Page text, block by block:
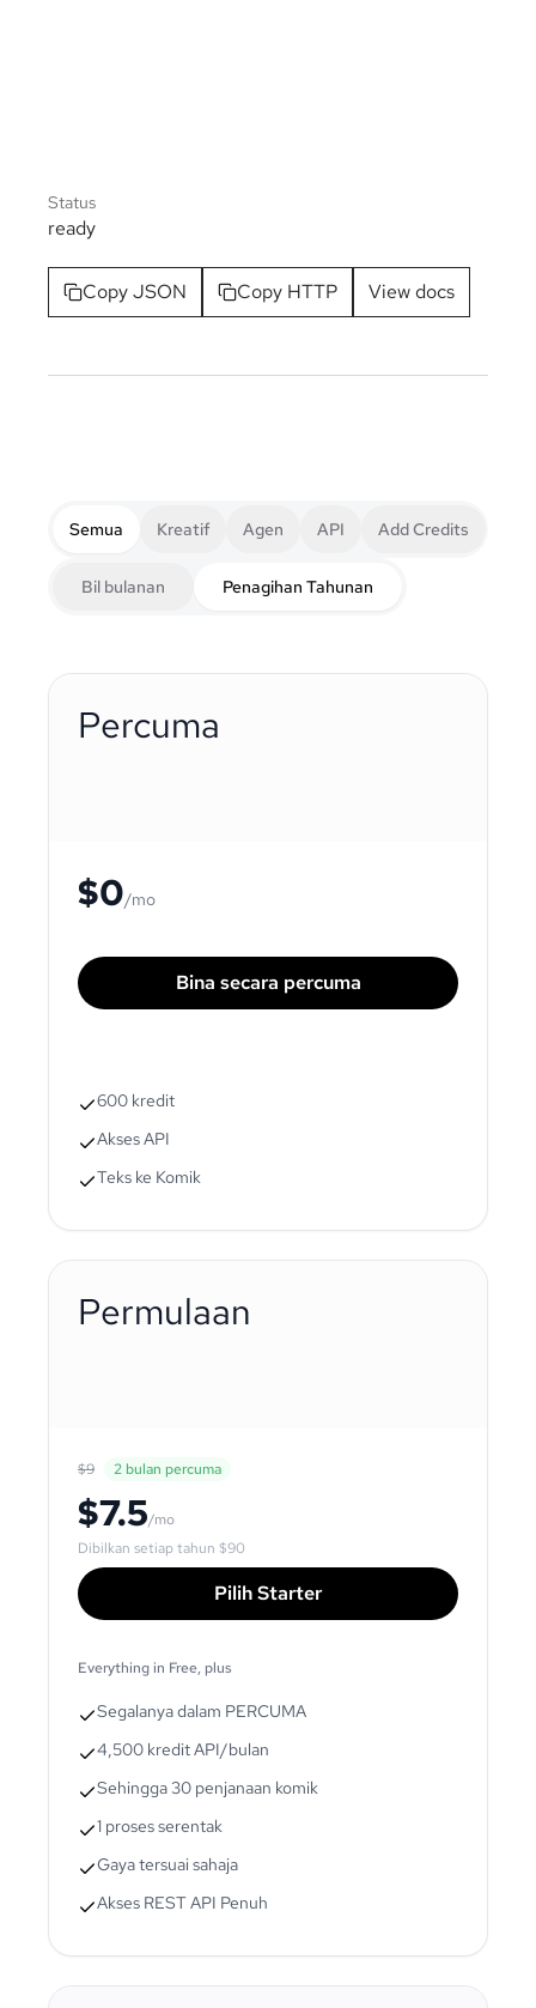
Status
ready
Copy JSON Copy HTTP View docs
Semua Kreatif Agen API Add Credits
Bil bulanan Penagihan Tahunan
Percuma
$0/mo
Bina secara percuma
600 kredit
Akses API
Teks ke Komik
Permulaan
$9 2 bulan percuma
$7.5/mo
Dibilkan setiap tahun $90
Pilih Starter
Everything in Free, plus
Segalanya dalam PERCUMA
4,500 kredit API/bulan
Sehingga 30 penjanaan komik
1 proses serentak
Gaya tersuai sahaja
Akses REST API Penuh